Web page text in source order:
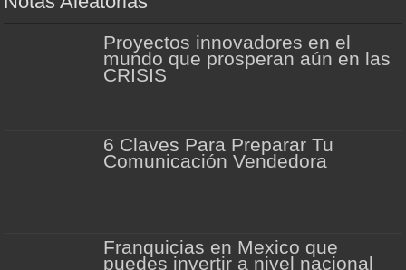
Proyectos innovadores en el
mundo que prosperan aún en las
CRISIS
6 Claves Para Preparar Tu
Comunicación Vendedora
Franquicias en Mexico que
puedes invertir a nivel nacional